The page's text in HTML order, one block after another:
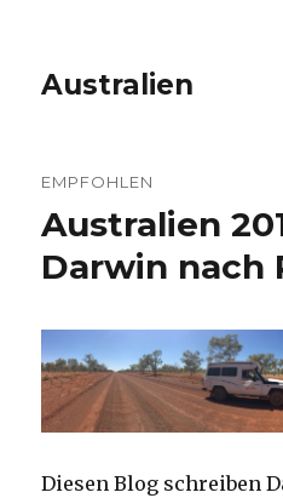
Australien
EMPFOHLEN
Australien
Darwin nach
Diesen Blog schreiben